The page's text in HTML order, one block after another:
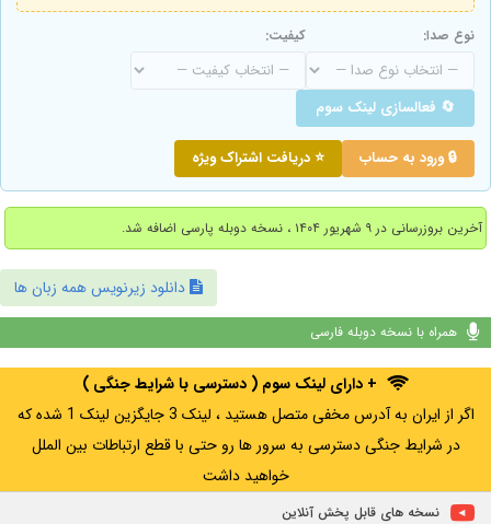
نوع صدا: کیفیت:
🔄 فعالسازی لینک سوم
🔒 ورود به حساب ⭐ دریافت اشتراک ویژه
آخرین بروزرسانی در ۹ شهریور ۱۴۰۴ ، نسخه دوبله پارسی اضافه شد.
دانلود زیرنویس همه زبان ها
همراه با نسخه دوبله فارسی
+ دارای لینک سوم ( دسترسی با شرایط جنگی )
اگر از ایران به آدرس مخفی متصل هستید ، لینک 3 جایگزین لینک 1 شده که
در شرایط جنگی دسترسی به سرور ها رو حتی با قطع ارتباطات بین الملل
خواهید داشت
نسخه های قابل پخش آنلاین